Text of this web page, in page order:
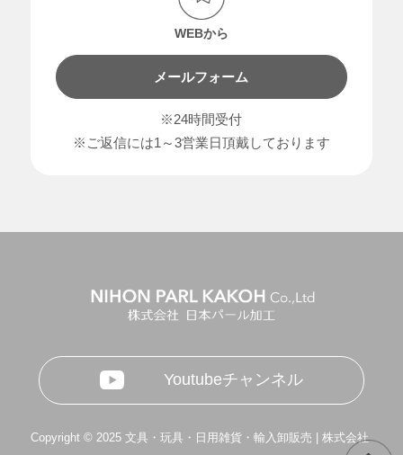
WEBから
メールフォーム
※24時間受付
※ご返信には1～3営業日頂戴しております
Youtubeチャンネル
Copyright © 2025 文具・玩具・日用雑貨・輸入卸販売 | 株式会社